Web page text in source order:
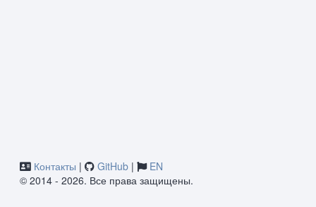
Контакты | GitHub |
EN
© 2014 - 2026. Все права защищены.